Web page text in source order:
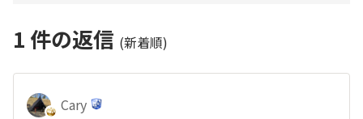
1 件の返信 (新着順)
Cary